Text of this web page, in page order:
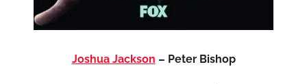
Joshua Jackson – Peter Bishop